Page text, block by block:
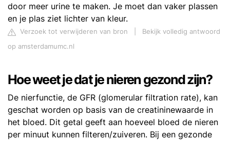
door meer urine te maken. Je moet dan vaker plassen
en je plas ziet lichter van kleur.
Verzoek tot verwijderen van bron
Bekijk volledig antwoord
op amsterdamumc.nl
Hoe weet je dat je nieren gezond zijn?
De nierfunctie, de GFR (glomerular filtration rate), kan
geschat worden op basis van de creatininewaarde in
het bloed. Dit getal geeft aan hoeveel bloed de nieren
per minuut kunnen filteren/zuiveren. Bij een gezonde